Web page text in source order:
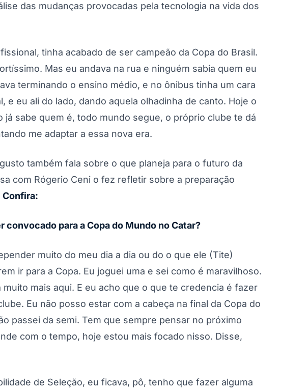
das mudanças provocadas pela tecnologia na vida dos
tinha acabado de ser campeão da Copa do Brasil.
Mas eu andava na rua e ninguém sabia quem eu
terminando o ensino médio, e no ônibus tinha um cara
e eu ali do lado, dando aquela olhadinha de canto. Hoje o
já sabe quem é, todo mundo segue, o próprio clube te dá
me adaptar a essa nova era.
também fala sobre o que planeja para o futuro da
com Rógerio Ceni o fez refletir sobre a preparação
Confira:
convocado para a Copa do Mundo no Catar?
muito do meu dia a dia ou do o que ele (Tite)
ir para a Copa. Eu joguei uma e sei como é maravilhoso.
mais aqui. E eu acho que o que te credencia é fazer
Eu não posso estar com a cabeça na final da Copa do
passei da semi. Tem que sempre pensar no próximo
com o tempo, hoje estou mais focado nisso. Disse,
de Seleção, eu ficava, pô, tenho que fazer alguma